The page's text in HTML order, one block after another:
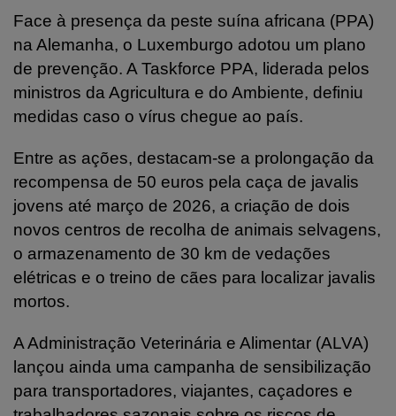
Face à presença da peste suína africana (PPA)
na Alemanha, o Luxemburgo adotou um plano
de prevenção. A Taskforce PPA, liderada pelos
ministros da Agricultura e do Ambiente, definiu
medidas caso o vírus chegue ao país.
Entre as ações, destacam-se a prolongação da
recompensa de 50 euros pela caça de javalis
jovens até março de 2026, a criação de dois
novos centros de recolha de animais selvagens,
o armazenamento de 30 km de vedações
elétricas e o treino de cães para localizar javalis
mortos.
A Administração Veterinária e Alimentar (ALVA)
lançou ainda uma campanha de sensibilização
para transportadores, viajantes, caçadores e